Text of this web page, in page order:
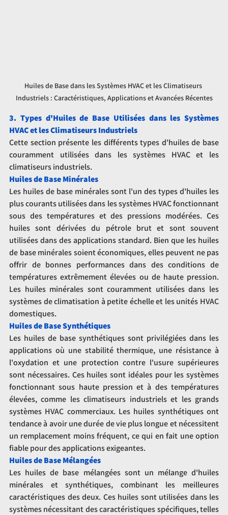
Huiles de Base dans les Systèmes HVAC et les Climatiseurs
Industriels : Caractéristiques, Applications et Avancées Récentes
3. Types d'Huiles de Base Utilisées dans les Systèmes
HVAC et les Climatiseurs Industriels
Cette section présente les différents types d'huiles de base
couramment utilisées dans les systèmes HVAC et les
climatiseurs industriels.
Huiles de Base Minérales
Les huiles de base minérales sont l'un des types d'huiles les
plus courants utilisées dans les systèmes HVAC fonctionnant
sous des températures et des pressions modérées. Ces
huiles sont dérivées du pétrole brut et sont souvent
utilisées dans des applications standard. Bien que les huiles
de base minérales soient économiques, elles peuvent ne pas
offrir de bonnes performances dans des conditions de
températures extrêmement élevées ou de haute pression.
Les huiles minérales sont couramment utilisées dans les
systèmes de climatisation à petite échelle et les unités HVAC
domestiques.
Huiles de Base Synthétiques
Les huiles de base synthétiques sont privilégiées dans les
applications où une stabilité thermique, une résistance à
l'oxydation et une protection contre l'usure supérieures
sont nécessaires. Ces huiles sont idéales pour les systèmes
fonctionnant sous haute pression et à des températures
élevées, comme les climatiseurs industriels et les grands
systèmes HVAC commerciaux. Les huiles synthétiques ont
tendance à avoir une durée de vie plus longue et nécessitent
un remplacement moins fréquent, ce qui en fait une option
fiable pour des applications exigeantes.
Huiles de Base Mélangées
Les huiles de base mélangées sont un mélange d'huiles
minérales et synthétiques, combinant les meilleures
caractéristiques des deux. Ces huiles sont utilisées dans les
systèmes nécessitant des caractéristiques spécifiques, telles